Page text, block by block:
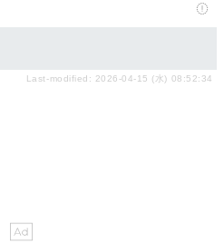
Last-modified: 2026-04-15 (水) 08:52:34